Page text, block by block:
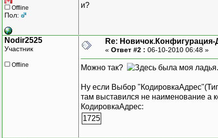
Offline
Пол:
и?
Nodir2525
Участник
Offline
Re:
« Ответ #2 : 06-10-2010 06:48 »
Можно так?
Ну если Выбор
там выставился не наименование а
КодировкаАдрес:
1725